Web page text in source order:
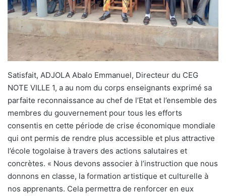
Satisfait, ADJOLA Abalo Emmanuel, Directeur du CEG
NOTE VILLE 1, a au nom du corps enseignants exprimé sa
parfaite reconnaissance au chef de l’Etat et l’ensemble des
membres du gouvernement pour tous les efforts
consentis en cette période de crise économique mondiale
qui ont permis de rendre plus accessible et plus attractive
l’école togolaise à travers des actions salutaires et
concrètes. « Nous devons associer à l’instruction que nous
donnons en classe, la formation artistique et culturelle à
nos apprenants. Cela permettra de renforcer en eux